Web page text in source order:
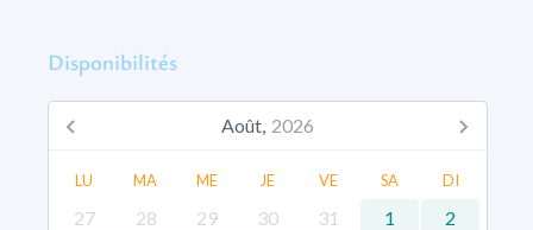
Disponibilités
Août, 2026
LU MA ME JE VE SA DI
27 28 29 30 31 1
2